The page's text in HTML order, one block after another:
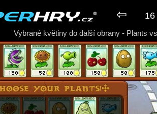
⇦
► Hra Plants vs. Zombies
Vybrané květiny do další obrany - Plants